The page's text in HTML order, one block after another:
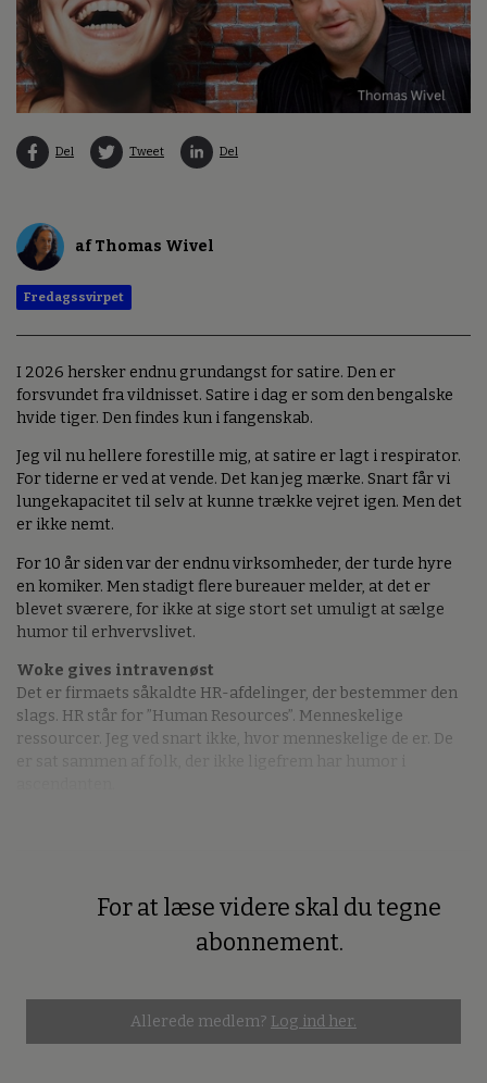
Del Tweet Del
af Thomas Wivel
Fredagssvirpet
I 2026 hersker endnu grundangst for satire. Den er
forsvundet fra vildnisset. Satire i dag er som den bengalske
hvide tiger. Den findes kun i fangenskab.
Jeg vil nu hellere forestille mig, at satire er lagt i respirator.
For tiderne er ved at vende. Det kan jeg mærke. Snart får vi
lungekapacitet til selv at kunne trække vejret igen. Men det
er ikke nemt.
For 10 år siden var der endnu virksomheder, der turde hyre
en komiker. Men stadigt flere bureauer melder, at det er
blevet sværere, for ikke at sige stort set umuligt at sælge
humor til erhvervslivet.
Woke gives intravenøst
Det er firmaets såkaldte HR-afdelinger, der bestemmer den
slags. HR står for ”Human Resources”. Menneskelige
ressourcer. Jeg ved snart ikke, hvor menneskelige de er. De
For at læse videre skal du tegne
abonnement.
Allerede medlem? Log ind her.